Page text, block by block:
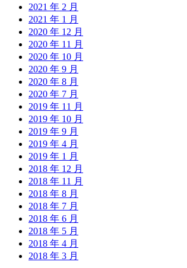
2021 年 2 月
2021 年 1 月
2020 年 12 月
2020 年 11 月
2020 年 10 月
2020 年 9 月
2020 年 8 月
2020 年 7 月
2019 年 11 月
2019 年 10 月
2019 年 9 月
2019 年 4 月
2019 年 1 月
2018 年 12 月
2018 年 11 月
2018 年 8 月
2018 年 7 月
2018 年 6 月
2018 年 5 月
2018 年 4 月
2018 年 3 月